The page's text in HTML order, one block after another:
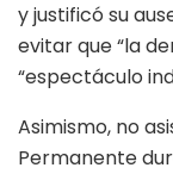
y justificó su
evitar que “la
“espectáculo
Asimismo, no
Permanente